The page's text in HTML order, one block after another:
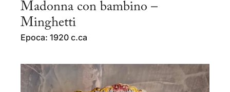
Madonna con bambino –
Minghetti
Epoca: 1920 c.ca